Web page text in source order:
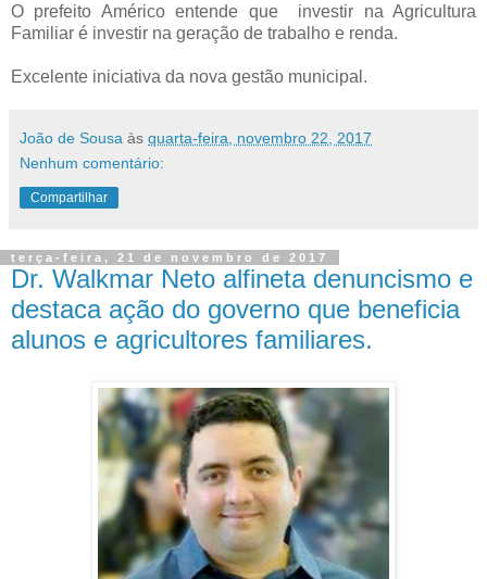
O prefeito Américo entende que investir na Agricultura
Familiar é investir na geração de trabalho e renda.
Excelente iniciativa da nova gestão municipal.
João de Sousa às quarta-feira, novembro 22, 2017
Nenhum comentário:
Compartilhar
terça-feira, 21 de novembro de 2017
Dr. Walkmar Neto alfineta denuncismo e
destaca ação do governo que beneficia
alunos e agricultores familiares.